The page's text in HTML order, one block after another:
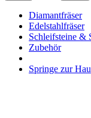
Diamantfräser
Edelstahlfräser
Schleifsteine &
Zubehör
Springe zur